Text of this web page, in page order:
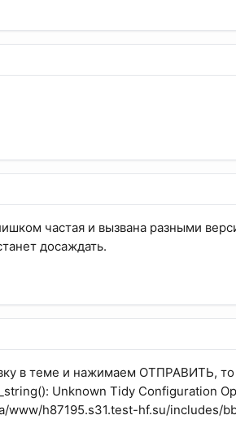
частая и вызвана разными
досаждать.
в теме и нажимаем ОТПРАВИТЬ,
Unknown Tidy Configuration
www/h87195.s31.test-hf.su/includes/